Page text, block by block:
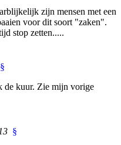
zijn mensen met een
voor dit soort "zaken".
stop zetten.....
§
de kuur. Zie mijn vorige
§